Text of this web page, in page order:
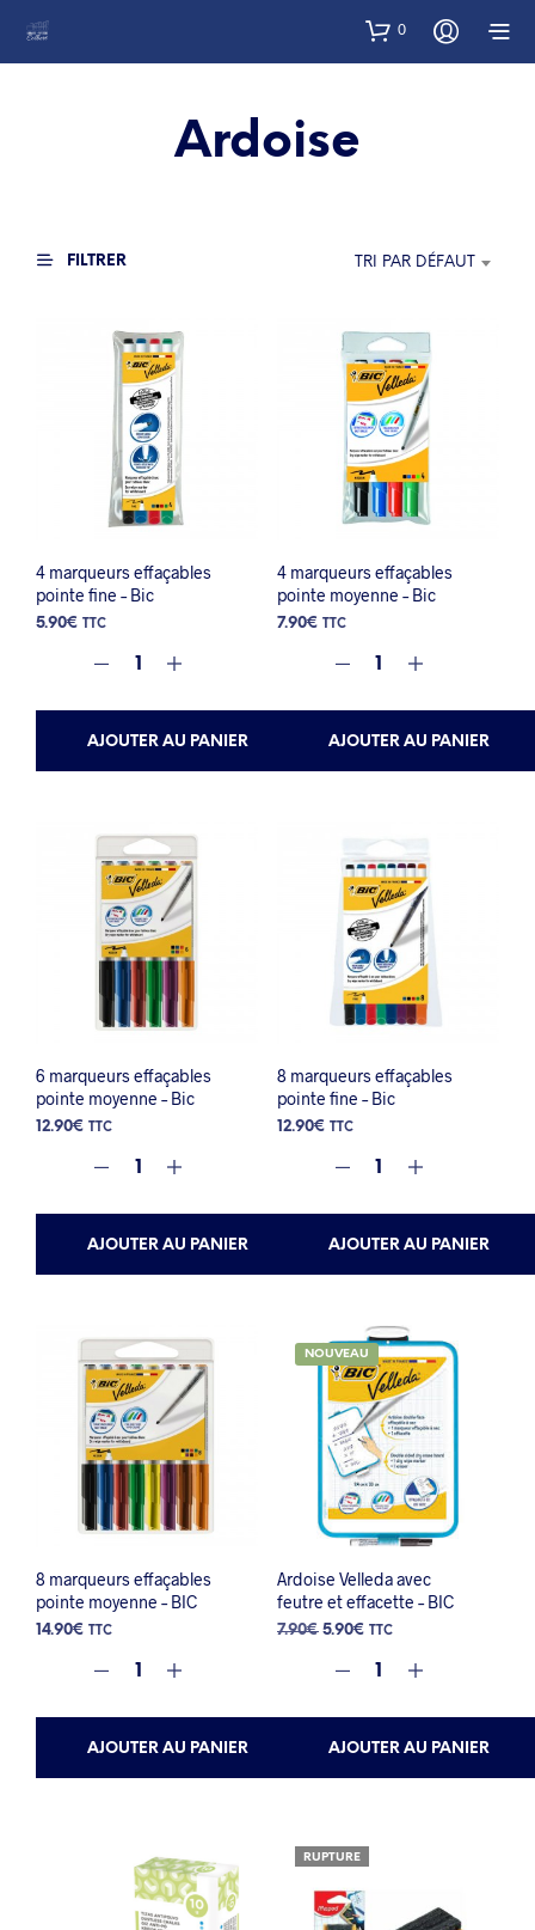
0
Ardoise
FILTRER TRI PAR DÉFAUT
4 marqueurs effaçables
pointe fine – Bic
5.90€ TTC
AJOUTER AU PANIER
4 marqueurs effaçables
pointe moyenne – Bic
7.90€ TTC
AJOUTER AU PANIER
6 marqueurs effaçables
pointe moyenne – Bic
12.90€ TTC
AJOUTER AU PANIER
8 marqueurs effaçables
pointe fine – Bic
12.90€ TTC
AJOUTER AU PANIER
8 marqueurs effaçables
pointe moyenne – BIC
14.90€ TTC
AJOUTER AU PANIER
NOUVEAU
Ardoise Velleda avec
feutre et effacette – BIC
7.90€ Le
initial
7.90€.
5.90€Le
actuel
5.90€.
TTC
AJOUTER AU PANIER
RUPTURE